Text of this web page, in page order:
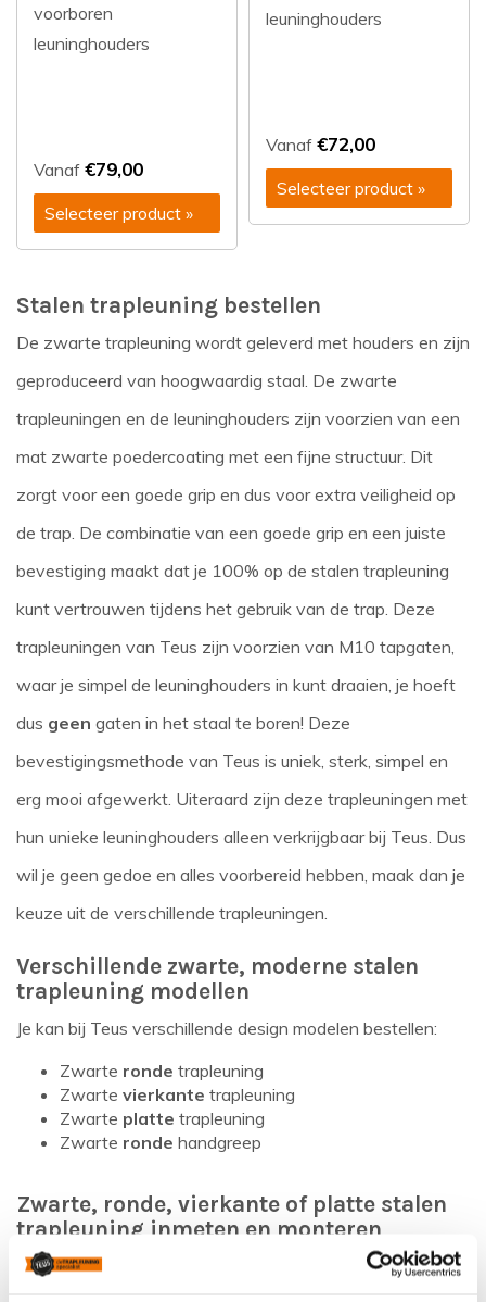
voorboren
leuninghouders
Vanaf €79,00
Selecteer product »
leuninghouders
Vanaf €72,00
Selecteer product »
Stalen trapleuning bestellen
De zwarte trapleuning wordt geleverd met houders en zijn
geproduceerd van hoogwaardig staal. De zwarte
trapleuningen en de leuninghouders zijn voorzien van een
mat zwarte poedercoating met een fijne structuur. Dit
zorgt voor een goede grip en dus voor extra veiligheid op
de trap. De combinatie van een goede grip en een juiste
bevestiging maakt dat je 100% op de stalen trapleuning
kunt vertrouwen tijdens het gebruik van de trap. Deze
trapleuningen van Teus zijn voorzien van M10 tapgaten,
waar je simpel de leuninghouders in kunt draaien, je hoeft
dus geen gaten in het staal te boren! Deze
bevestigingsmethode van Teus is uniek, sterk, simpel en
erg mooi afgewerkt. Uiteraard zijn deze trapleuningen met
hun unieke leuninghouders alleen verkrijgbaar bij Teus. Dus
wil je geen gedoe en alles voorbereid hebben, maak dan je
keuze uit de verschillende trapleuningen.
Verschillende zwarte, moderne stalen
trapleuning modellen
Je kan bij Teus verschillende design modelen bestellen:
Zwarte ronde trapleuning
Zwarte vierkante trapleuning
Zwarte platte trapleuning
Zwarte ronde handgreep
Zwarte, ronde, vierkante of platte stalen
trapleuning inmeten en monteren
Bij Teus de trapleuningspecialist koop je een trapleuning